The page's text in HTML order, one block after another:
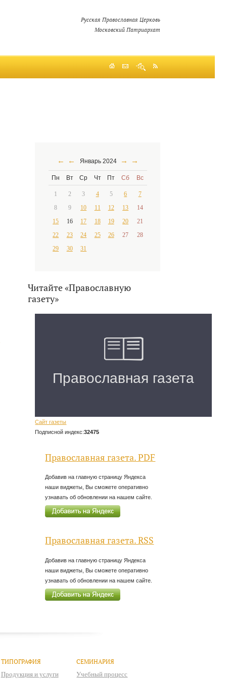
Русская Православная Церковь
Московский Патриархат
← ← Январь 2024 → →
Пн Вт Ср Чт Пт Сб Вс
1 2 3 4 5 6
7
8
9 10 11 12 13
14
15
16 17 18 19 20
21
22
23 24 25 26 27
28
29
30 31
Читайте «Православную
газету»
Сайт газеты
Подписной индекс:32475
Православная газета. PDF
Добавив на главную страницу Яндекса
наши виджеты, Вы сможете оперативно
узнавать об обновлении на нашем сайте.
Православная газета. RSS
Добавив на главную страницу Яндекса
наши виджеты, Вы сможете оперативно
узнавать об обновлении на нашем сайте.
ТИПОГРАФИЯ
Продукция и услуги
СЕМИНАРИЯ
Учебный процесс